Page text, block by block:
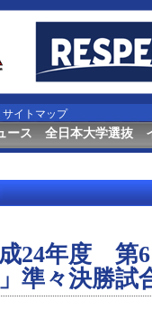
サイトマップ
ース 全日本大学選抜
成24年度 第
準々決勝試